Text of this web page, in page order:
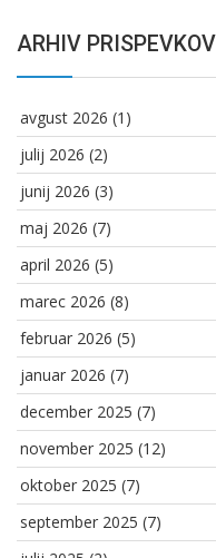
ARHIV PRISPEVKOV
avgust 2026 (1)
julij 2026 (2)
junij 2026 (3)
maj 2026 (7)
april 2026 (5)
marec 2026 (8)
februar 2026 (5)
januar 2026 (7)
december 2025 (7)
november 2025 (12)
oktober 2025 (7)
september 2025 (7)